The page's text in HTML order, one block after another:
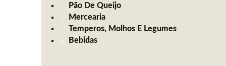
Pão De Queijo
Mercearia
Temperos, Molhos E Legumes
Bebidas